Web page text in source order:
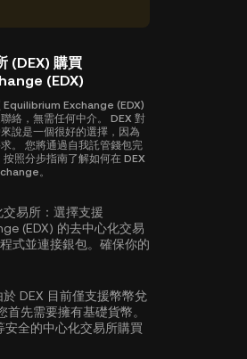
(DEX) 購買
(EDX)
Equilibrium Exchange (EDX)
絡，無需任何中介。 DEX 對
說是一個很好的選擇，因為
。 您將通過自我託管錢包完
照分步指南了解如何在 DEX
。
易所： 選擇支援
(EDX) 的去中心化交易
式並連接銀包。確保你的
於 DEX 目前僅支援幣幣兌
首先需要擁有基礎貨幣。
安全的中心化交易所購買